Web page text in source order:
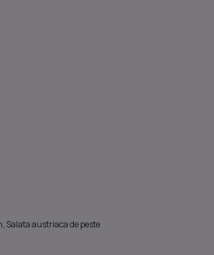
Salata austriaca de peste